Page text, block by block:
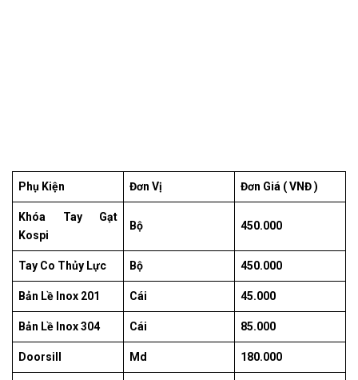
Phụ Kiện Đơn Vị Đơn Giá ( VNĐ )
Khóa Tay Gạt
Kospi
Bộ 450.000
Tay Co Thủy Lực Bộ 450.000
Bản Lề Inox 201 Cái 45.000
Bản Lề Inox 304 Cái 85.000
Doorsill Md 180.000